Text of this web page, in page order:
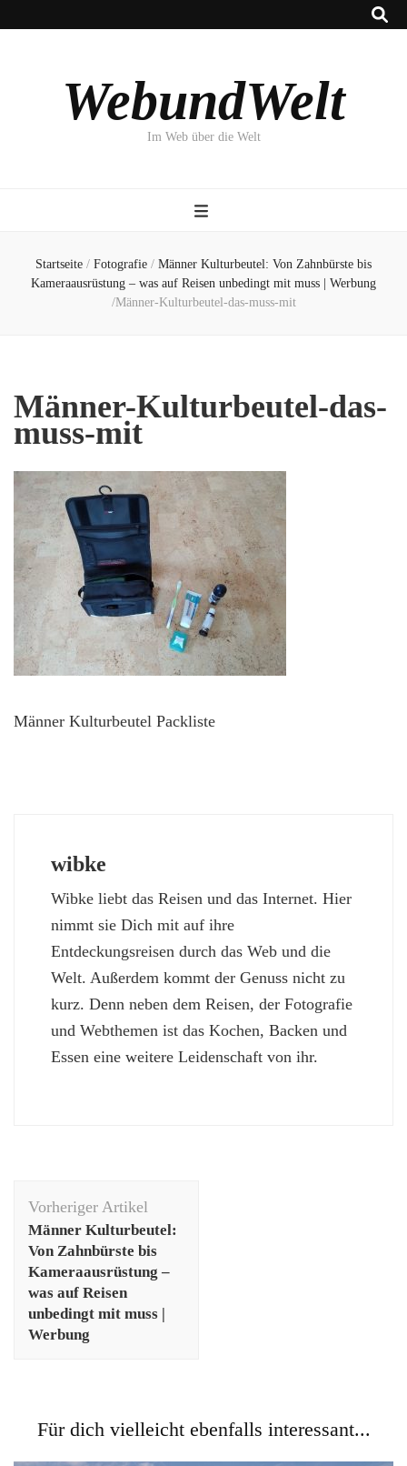
WebundWelt
Im Web über die Welt
Startseite / Fotografie / Männer Kulturbeutel: Von Zahnbürste bis
Kameraausrüstung – was auf Reisen unbedingt mit muss | Werbung
/Männer-Kulturbeutel-das-muss-mit
Männer-Kulturbeutel-das-
muss-mit
Männer Kulturbeutel Packliste
wibke
Wibke liebt das Reisen und das Internet. Hier
nimmt sie Dich mit auf ihre
Entdeckungsreisen durch das Web und die
Welt. Außerdem kommt der Genuss nicht zu
kurz. Denn neben dem Reisen, der Fotografie
und Webthemen ist das Kochen, Backen und
Essen eine weitere Leidenschaft von ihr.
Vorheriger Artikel
Männer Kulturbeutel:
Von Zahnbürste bis
Kameraausrüstung –
was auf Reisen
unbedingt mit muss |
Werbung
Für dich vielleicht ebenfalls interessant...